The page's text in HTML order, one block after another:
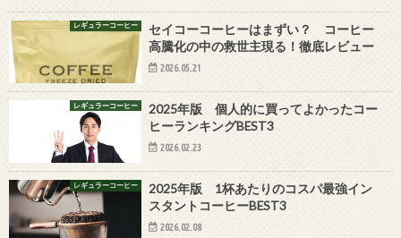
レギュラーコーヒー
セイコーコーヒーはまずい？ コーヒー
高騰化の中の救世主現る！徹底レビュー
2026.05.21
レギュラーコーヒー
2025年版 個人的に買ってよかったコー
ヒーランキングBEST3
2026.02.23
レギュラーコーヒー
2025年版 1杯あたりのコスパ最強イン
スタントコーヒーBEST3
2026.02.08